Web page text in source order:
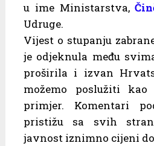
u ime Ministarstva,
Udruge.
Vijest o stupanju
je odjeknula među
proširila i izvan
možemo poslužiti
primjer. Komentari
pristižu sa svih
javnost iznimno cijeni